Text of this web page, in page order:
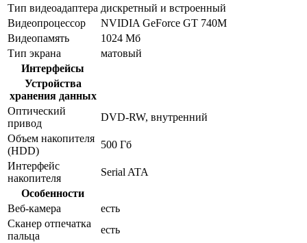
Тип видеоадаптера дискретный и встроенный
Видеопроцессор
NVIDIA GeForce GT 740M
Видеопамять
1024 Мб
Тип экрана
матовый
Интерфейсы
Устройства
хранения данных
Оптический
привод
DVD-RW, внутренний
Объем накопителя
(HDD)
500 Гб
Интерфейс
накопителя
Serial ATA
Особенности
Веб-камера
есть
Сканер отпечатка
пальца
есть